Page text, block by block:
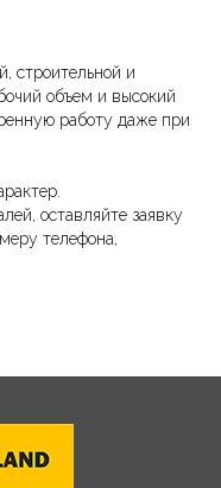
строительной и
объем и высокий
работу даже при
оставляйте заявку
телефона,